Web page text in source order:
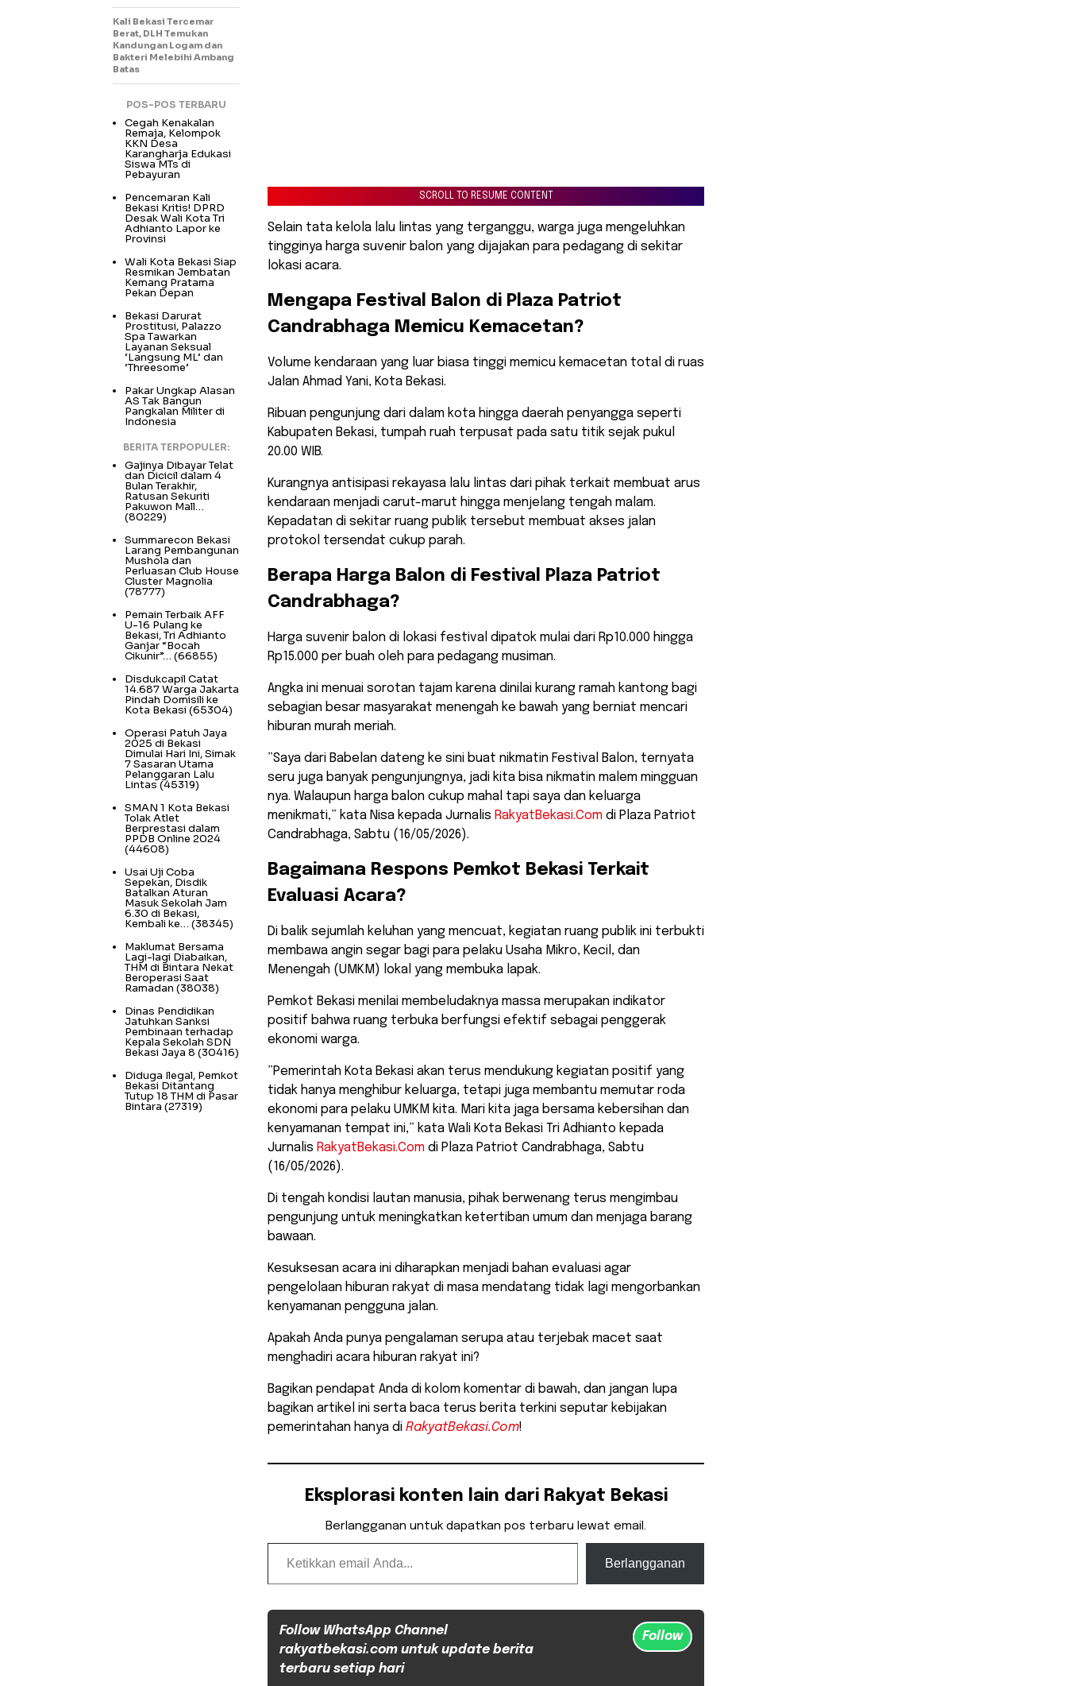
SCROLL TO RESUME CONTENT
Selain tata kelola lalu lintas yang terganggu, warga juga mengeluhkan
tingginya harga suvenir balon yang dijajakan para pedagang di sekitar
lokasi acara.
​Mengapa Festival Balon di Plaza Patriot
Candrabhaga Memicu Kemacetan?
​Volume kendaraan yang luar biasa tinggi memicu kemacetan total di ruas
Jalan Ahmad Yani, Kota Bekasi.
Ribuan pengunjung dari dalam kota hingga daerah penyangga seperti
Kabupaten Bekasi, tumpah ruah terpusat pada satu titik sejak pukul
20.00 WIB.
​Kurangnya antisipasi rekayasa lalu lintas dari pihak terkait membuat arus
kendaraan menjadi carut-marut hingga menjelang tengah malam.
Kepadatan di sekitar ruang publik tersebut membuat akses jalan
protokol tersendat cukup parah.
​Berapa Harga Balon di Festival Plaza Patriot
Candrabhaga?
​Harga suvenir balon di lokasi festival dipatok mulai dari Rp10.000 hingga
Rp15.000 per buah oleh para pedagang musiman.
Angka ini menuai sorotan tajam karena dinilai kurang ramah kantong bagi
sebagian besar masyarakat menengah ke bawah yang berniat mencari
hiburan murah meriah.
​”Saya dari Babelan dateng ke sini buat nikmatin Festival Balon, ternyata
seru juga banyak pengunjungnya, jadi kita bisa nikmatin malem mingguan
nya. Walaupun harga balon cukup mahal tapi saya dan keluarga
menikmati,” kata Nisa kepada Jurnalis RakyatBekasi.Com di Plaza Patriot
Candrabhaga, Sabtu (16/05/2026).
​Bagaimana Respons Pemkot Bekasi Terkait
Evaluasi Acara?
​Di balik sejumlah keluhan yang mencuat, kegiatan ruang publik ini terbukti
membawa angin segar bagi para pelaku Usaha Mikro, Kecil, dan
Menengah (UMKM) lokal yang membuka lapak.
Pemkot Bekasi menilai membeludaknya massa merupakan indikator
positif bahwa ruang terbuka berfungsi efektif sebagai penggerak
ekonomi warga.
​”Pemerintah Kota Bekasi akan terus mendukung kegiatan positif yang
tidak hanya menghibur keluarga, tetapi juga membantu memutar roda
ekonomi para pelaku UMKM kita. Mari kita jaga bersama kebersihan dan
kenyamanan tempat ini,” kata Wali Kota Bekasi Tri Adhianto kepada
Jurnalis RakyatBekasi.Com di Plaza Patriot Candrabhaga, Sabtu
(16/05/2026).
​Di tengah kondisi lautan manusia, pihak berwenang terus mengimbau
pengunjung untuk meningkatkan ketertiban umum dan menjaga barang
bawaan.
Kesuksesan acara ini diharapkan menjadi bahan evaluasi agar
pengelolaan hiburan rakyat di masa mendatang tidak lagi mengorbankan
kenyamanan pengguna jalan.
​Apakah Anda punya pengalaman serupa atau terjebak macet saat
menghadiri acara hiburan rakyat ini?
Bagikan pendapat Anda di kolom komentar di bawah, dan jangan lupa
bagikan artikel ini serta baca terus berita terkini seputar kebijakan
pemerintahan hanya di RakyatBekasi.Com!
Eksplorasi konten lain dari Rakyat Bekasi
Berlangganan untuk dapatkan pos terbaru lewat email.
Ketikkan email Anda...
Berlangganan
Follow WhatsApp Channel
rakyatbekasi.com untuk update berita
terbaru setiap hari
Follow
Kali Bekasi Tercemar
Berat, DLH Temukan
Kandungan Logam dan
Bakteri Melebihi Ambang
Batas
POS-POS TERBARU
Cegah Kenakalan
Remaja, Kelompok
KKN Desa
Karangharja Edukasi
Siswa MTs di
Pebayuran
Pencemaran Kali
Bekasi Kritis! DPRD
Desak Wali Kota Tri
Adhianto Lapor ke
Provinsi
Wali Kota Bekasi Siap
Resmikan Jembatan
Kemang Pratama
Pekan Depan
Bekasi Darurat
Prostitusi, Palazzo
Spa Tawarkan
Layanan Seksual
‘Langsung ML’ dan
‘Threesome’
Pakar Ungkap Alasan
AS Tak Bangun
Pangkalan Militer di
Indonesia
BERITA TERPOPULER:
Gajinya Dibayar Telat
dan Dicicil dalam 4
Bulan Terakhir,
Ratusan Sekuriti
Pakuwon Mall…
(80229)
Summarecon Bekasi
Larang Pembangunan
Mushola dan
Perluasan Club House
Cluster Magnolia
(78777)
Pemain Terbaik AFF
U-16 Pulang ke
Bekasi, Tri Adhianto
Ganjar “Bocah
Cikunir”… (66855)
Disdukcapil Catat
14.687 Warga Jakarta
Pindah Domisili ke
Kota Bekasi (65304)
Operasi Patuh Jaya
2025 di Bekasi
Dimulai Hari Ini, Simak
7 Sasaran Utama
Pelanggaran Lalu
Lintas(45319)
SMAN 1 Kota Bekasi
Tolak Atlet
Berprestasi dalam
PPDB Online 2024
(44608)
Usai Uji Coba
Sepekan, Disdik
Batalkan Aturan
Masuk Sekolah Jam
6.30 di Bekasi,
Kembali ke… (38345)
Maklumat Bersama
Lagi-lagi Diabaikan,
THM di Bintara Nekat
Beroperasi Saat
Ramadan (38038)
Dinas Pendidikan
Jatuhkan Sanksi
Pembinaan terhadap
Kepala Sekolah SDN
Bekasi Jaya 8 (30416)
Diduga Ilegal, Pemkot
Bekasi Ditantang
Tutup 18 THM di Pasar
Bintara (27319)